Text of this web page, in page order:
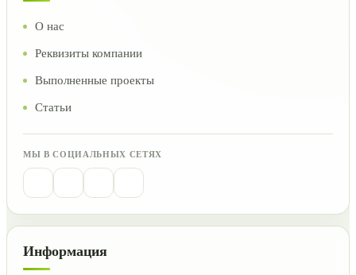
О нас
Реквизиты компании
Выполненные проекты
Статьи
МЫ В СОЦИАЛЬНЫХ СЕТЯХ
Информация